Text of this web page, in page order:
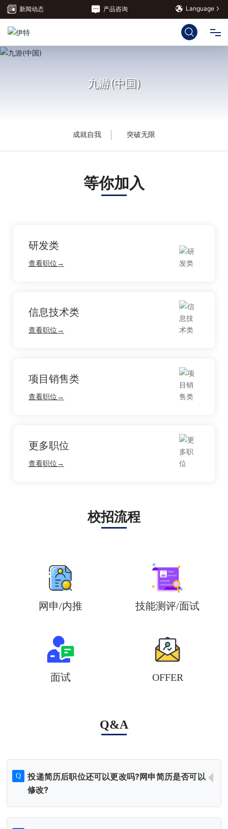
新闻动态 产品咨询 Language
服务支持
九游(中国)
成就自我 突破无限
等你加入
研发类
查看职位→
信息技术类
查看职位→
项目销售类
查看职位→
更多职位
查看职位→
校招流程
网申/内推 技能测评/面试
面试 OFFER
Q&A
Q
投递简历后职位还可以更改吗?网申简历是否可以
修改?